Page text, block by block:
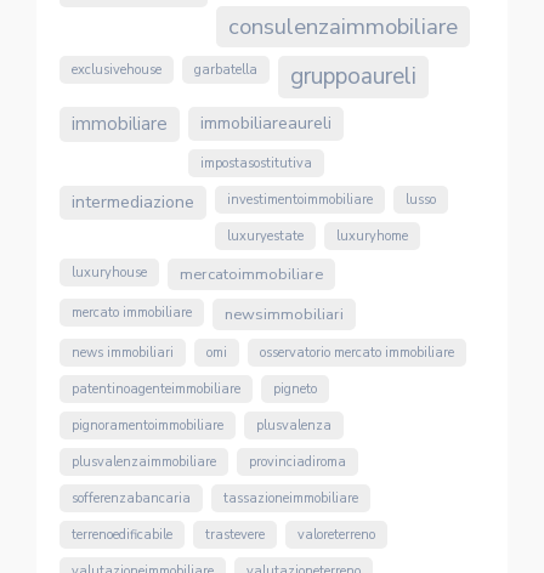
consulenzaimmobiliare
exclusivehouse garbatella gruppoaureli
immobiliare immobiliareaureli
impostasostitutiva
intermediazione investimentoimmobiliare
lusso
luxuryestate
luxuryhome
luxuryhouse
mercatoimmobiliare
mercato immobiliare newsimmobiliari
news immobiliari omi
osservatorio mercato immobiliare
patentinoagenteimmobiliare
pigneto
pignoramentoimmobiliare
plusvalenza
plusvalenzaimmobiliare
provinciadiroma
sofferenzabancaria
tassazioneimmobiliare
terrenoedificabile
trastevere
valoreterreno